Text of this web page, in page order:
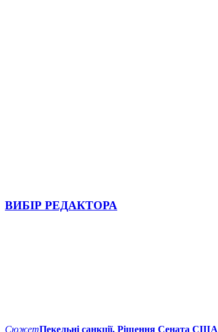
ВИБІР РЕДАКТОРА
СюжетПекельні санкції. Рішення Сената США